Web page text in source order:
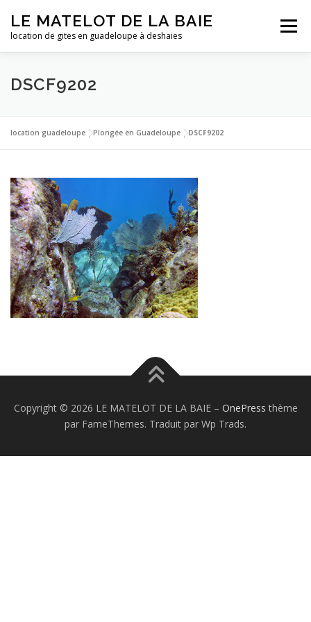
contenu
LE MATELOT DE LA BAIE
location de gites en guadeloupe à deshaies
Menu
ACCUEIL NOS LOCATIONS
LA GUADELOUPE TARIFS CONTACT
DSCF9202
location guadeloupe |Plongée en Guadeloupe |DSCF9202
Copyright © 2026 LE MATELOT DE LA BAIE – OnePress thème
par FameThemes. Traduit par Wp Trads.